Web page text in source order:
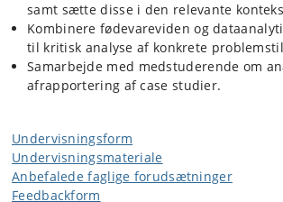
samt sætte disse i den relevante
Kombinere fødevareviden og
til kritisk analyse af konkrete
Samarbejde med medstuderende om
afrapportering af case studier.
Undervisningsform
Undervisningsmateriale
Anbefalede faglige forudsætninger
Feedbackform